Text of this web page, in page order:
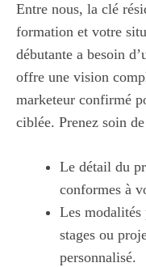
Entre nous, la clé
formation et votre
débutante a besoin
offre une vision
marketeur confirmé
ciblée. Prenez soin
Le détail du
conformes à
Les modalités
stages ou
personnalisé.